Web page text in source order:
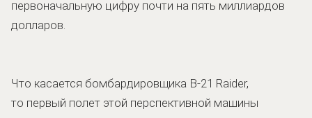
первоначальную цифру почти на пять миллиардов
долларов.
Что касается бомбардировщика B-21 Raider,
то первый полет этой перспективной машины